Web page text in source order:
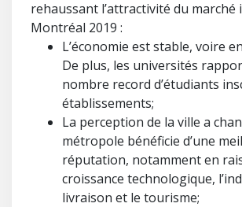
rehaussant l’attractivité du marché
Montréal 2019 :
L’économie est stable, voire
De plus, les universités
nombre record d’étudiants
établissements;
La perception de la ville a
métropole bénéficie d’une
réputation, notamment en
croissance technologique,
livraison et le tourisme;